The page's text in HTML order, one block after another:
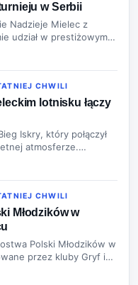
w Serbii
Nadzieje Mielec z
udział w prestiżowym
Zawody,
CHWILI
lotnisku łączy
Iskry, który połączył
atmosferze.
biegać po pasie
CHWILI
Młodzików w
Polski Młodzików w
przez kluby Gryf i
indywidualnych